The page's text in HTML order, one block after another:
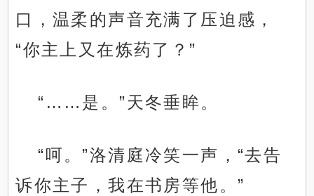
口，温柔的声音充满了压迫感，
“你主上又在炼药了？”
“……是。”天冬垂眸。
“呵。”洛清庭冷笑一声，“去告
诉你主子，我在书房等他。”